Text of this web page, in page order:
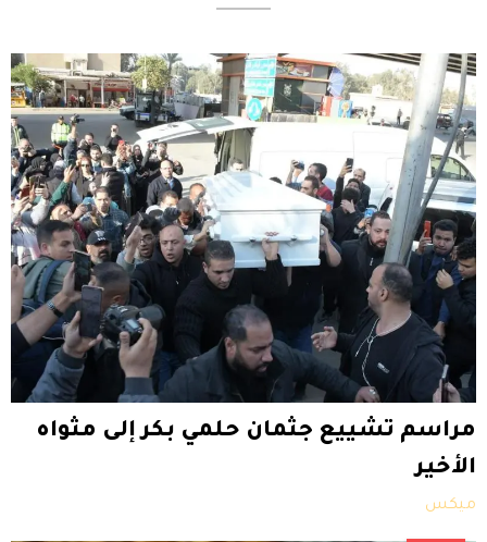
مراسم تشييع جثمان حلمي بكر إلى مثواه
الأخير
ميكس